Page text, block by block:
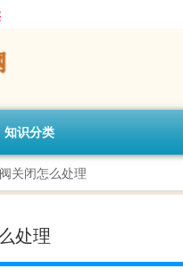
知识分类
关闭怎么处理
处理